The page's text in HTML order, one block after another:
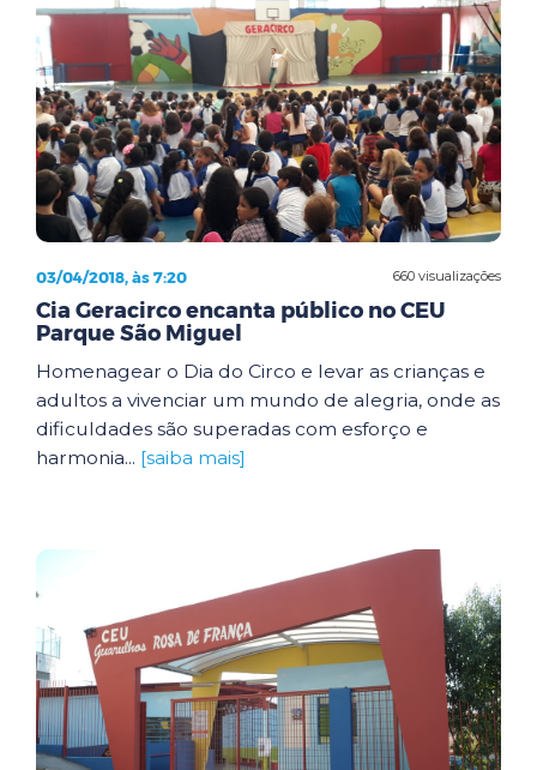
660 visualizações
03/04/2018, às 7:20
Cia Geracirco encanta público no CEU
Parque São Miguel
Homenagear o Dia do Circo e levar as crianças e
adultos a vivenciar um mundo de alegria, onde as
dificuldades são superadas com esforço e
harmonia... [saiba mais]